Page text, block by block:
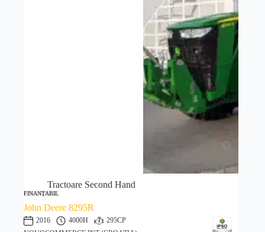
Tractoare Second Hand
FINANȚABIL
John Deere 8295R
2016 4000H
295CP